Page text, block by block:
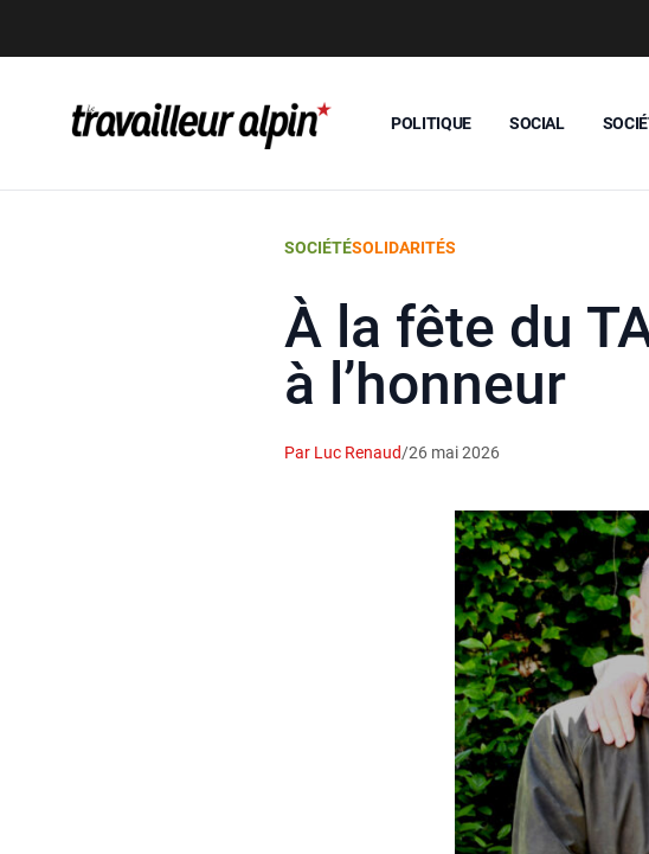
POLITIQUE SOCIAL
SOCIÉTÉSOLIDARITÉS
À la fête du
à l’honneur
Par Luc Renaud/26 mai 2026